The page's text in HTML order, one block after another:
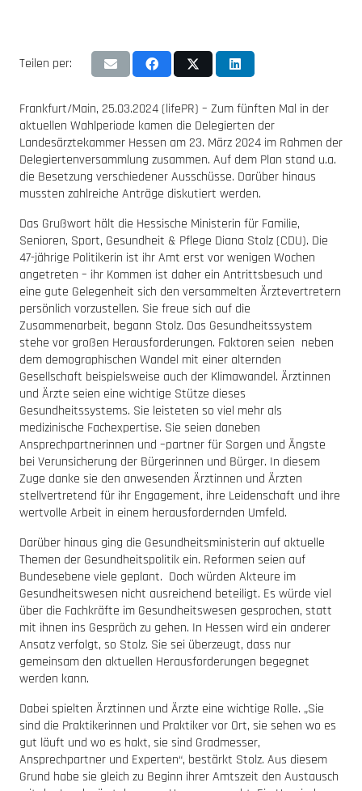
Teilen per:
Frankfurt/Main, 25.03.2024 (lifePR) – Zum fünften Mal in der
aktuellen Wahlperiode kamen die Delegierten der
Landesärztekammer Hessen am 23. März 2024 im Rahmen der
Delegiertenversammlung zusammen. Auf dem Plan stand u.a.
die Besetzung verschiedener Ausschüsse. Darüber hinaus
mussten zahlreiche Anträge diskutiert werden.
Das Grußwort hält die Hessische Ministerin für Familie,
Senioren, Sport, Gesundheit & Pflege Diana Stolz (CDU). Die
47-jährige Politikerin ist ihr Amt erst vor wenigen Wochen
angetreten – ihr Kommen ist daher ein Antrittsbesuch und
eine gute Gelegenheit sich den versammelten Ärztevertretern
persönlich vorzustellen. Sie freue sich auf die
Zusammenarbeit, begann Stolz. Das Gesundheitssystem
stehe vor großen Herausforderungen. Faktoren seien neben
dem demographischen Wandel mit einer alternden
Gesellschaft beispielsweise auch der Klimawandel. Ärztinnen
und Ärzte seien eine wichtige Stütze dieses
Gesundheitssystems. Sie leisteten so viel mehr als
medizinische Fachexpertise. Sie seien daneben
Ansprechpartnerinnen und –partner für Sorgen und Ängste
bei Verunsicherung der Bürgerinnen und Bürger. In diesem
Zuge danke sie den anwesenden Ärztinnen und Ärzten
stellvertretend für ihr Engagement, ihre Leidenschaft und ihre
wertvolle Arbeit in einem herausfordernden Umfeld.
Darüber hinaus ging die Gesundheitsministerin auf aktuelle
Themen der Gesundheitspolitik ein. Reformen seien auf
Bundesebene viele geplant. Doch würden Akteure im
Gesundheitswesen nicht ausreichend beteiligt. Es würde viel
über die Fachkräfte im Gesundheitswesen gesprochen, statt
mit ihnen ins Gespräch zu gehen. In Hessen wird ein anderer
Ansatz verfolgt, so Stolz. Sie sei überzeugt, dass nur
gemeinsam den aktuellen Herausforderungen begegnet
werden kann.
Dabei spielten Ärztinnen und Ärzte eine wichtige Rolle. „Sie
sind die Praktikerinnen und Praktiker vor Ort, sie sehen wo es
gut läuft und wo es hakt, sie sind Gradmesser,
Ansprechpartner und Experten“, bestärkt Stolz. Aus diesem
Grund habe sie gleich zu Beginn ihrer Amtszeit den Austausch